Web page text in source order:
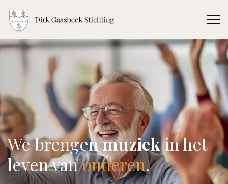
We brengenmuziekin het
leven vanouderen.